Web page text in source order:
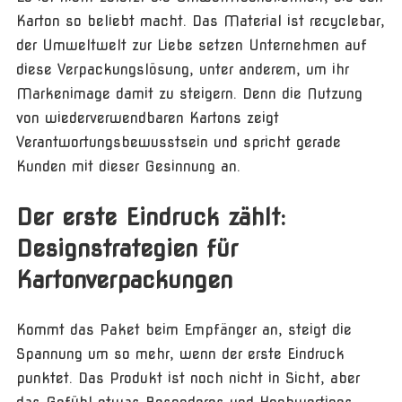
Karton so beliebt macht. Das Material ist recyclebar,
der Umweltwelt zur Liebe setzen Unternehmen auf
diese Verpackungslösung, unter anderem, um ihr
Markenimage damit zu steigern. Denn die Nutzung
von wiederverwendbaren Kartons zeigt
Verantwortungsbewusstsein und spricht gerade
Kunden mit dieser Gesinnung an.
Der erste Eindruck zählt:
Designstrategien für
Kartonverpackungen
Kommt das Paket beim Empfänger an, steigt die
Spannung um so mehr, wenn der erste Eindruck
punktet. Das Produkt ist noch nicht in Sicht, aber